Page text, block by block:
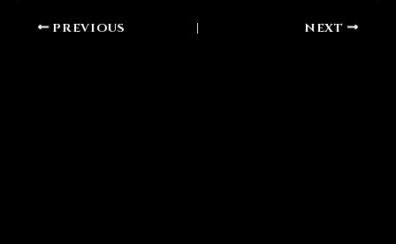
PREVIOUS NEXT